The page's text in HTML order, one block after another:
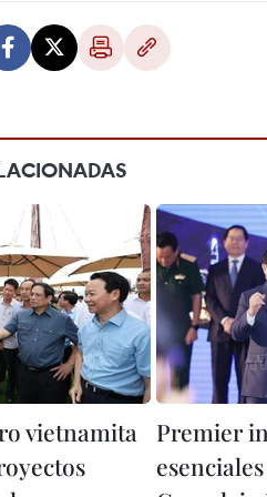
vietnamita
Premier